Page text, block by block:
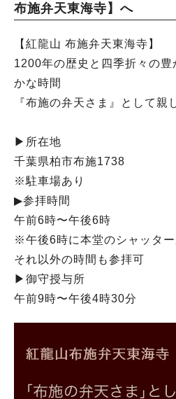
布施弁天東海寺】へ
【紅龍山 布施弁天東海寺】
1200年の歴史と四季折々の
かな時間
『布施の弁天さま』として親
▶︎所在地
千葉県柏市布施1738
※駐車場あり
▶︎参拝時間
午前6時〜午後6時
※午後6時に本堂のシャッタ
それ以外の時間も参拝可
▶︎御守授与所
午前9時〜午後4時30分